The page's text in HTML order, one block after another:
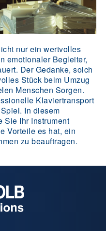
nur ein wertvolles
emotionaler Begleiter,
Der Gedanke, solch
Stück beim Umzug
Menschen Sorgen.
Klaviertransport
In diesem
Sie Ihr Instrument
Vorteile es hat, ein
zu beauftragen.